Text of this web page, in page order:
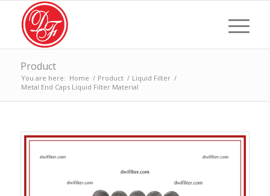
Product
You are here: Home / Product / Liquid Filter /
Metal End Caps Liquid Filter Material